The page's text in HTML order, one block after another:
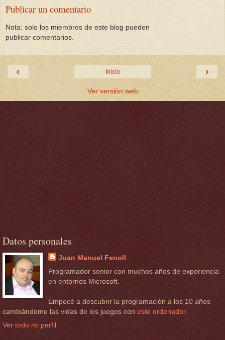
Publicar un comentario
Nota: solo los miembros de este blog pueden
publicar comentarios.
‹ ›
Inicio
Ver versión web
Datos personales
Juan Manuel Fenoll
Programador senior con muchos años de experiencia
en entornos Microsoft.
Empecé a descubrir la programación a los 10 años
cambiándome las vidas de los juegos con este ordenador.
Ver todo mi perfil